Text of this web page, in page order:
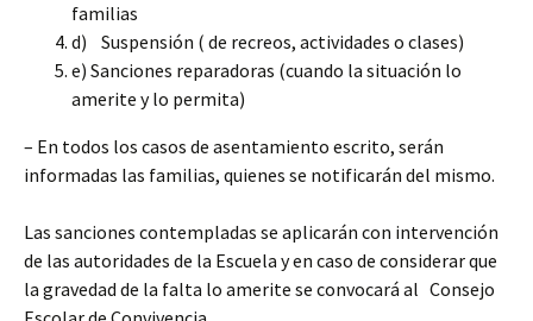
familias
d) Suspensión ( de recreos, actividades o clases)
e) Sanciones reparadoras (cuando la situación lo
amerite y lo permita)
– En todos los casos de asentamiento escrito, serán
informadas las familias, quienes se notificarán del mismo.
Las sanciones contempladas se aplicarán con intervención
de las autoridades de la Escuela y en caso de considerar que
la gravedad de la falta lo amerite se convocará al Consejo